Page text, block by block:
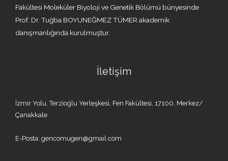
Fakültesi Moleküler Biyoloji ve Genetik Bölümü bünyesinde
Prof. Dr. Tuğba BOYUNEĞMEZ TÜMER akademik
danışmanlığında kurulmuştur.
İletişim
İzmir Yolu, Terzioğlu Yerleşkesi, Fen Fakültesi, 17100, Merkez/
Çanakkale
E-Posta: gencomugen@gmail.com